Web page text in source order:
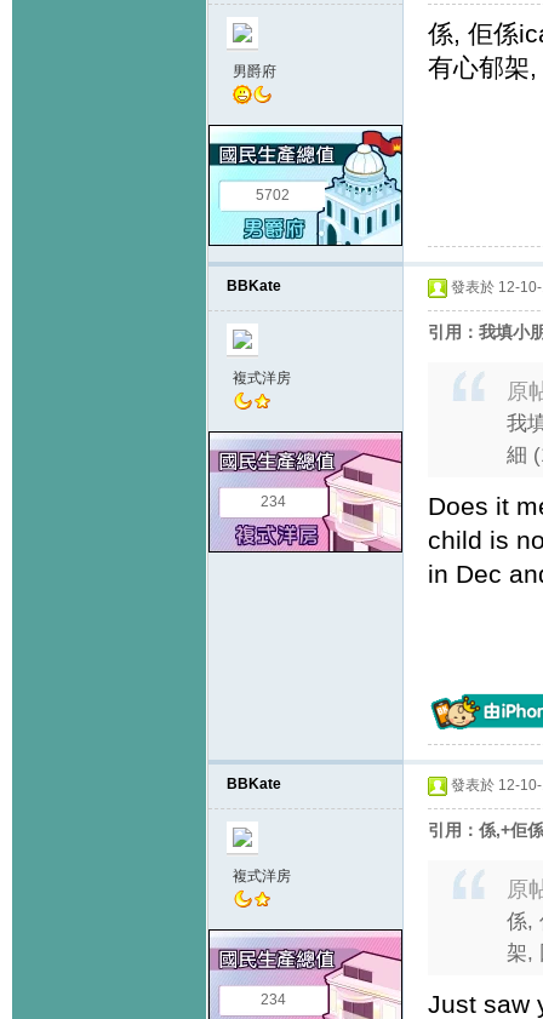
男爵府
5702
係, 佢係
有心郁架
BBKate
複式洋房
234
發表於 12-
引用：我填小
原
我
細
Does it
child is
in Dec
BBKate
複式洋房
234
發表於 12-
引用：係,+佢
原
係,
架,
Just saw